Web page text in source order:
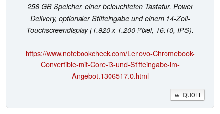
256 GB Speicher, einer beleuchteten Tastatur, Power
Delivery, optionaler Stifteingabe und einem 14-Zoll-
Touchscreendisplay (1.920 x 1.200 Pixel, 16:10, IPS).
https://www.notebookcheck.com/Lenovo-Chromebook-
Convertible-mit-Core-i3-und-Stifteingabe-im-
Angebot.1306517.0.html
QUOTE